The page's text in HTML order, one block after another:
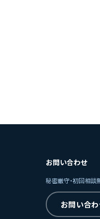
お問い合わせ
秘密厳守・初回相談
お問い合わ